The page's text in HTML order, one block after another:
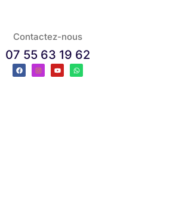
Contactez-nous
07 55 63 19 62